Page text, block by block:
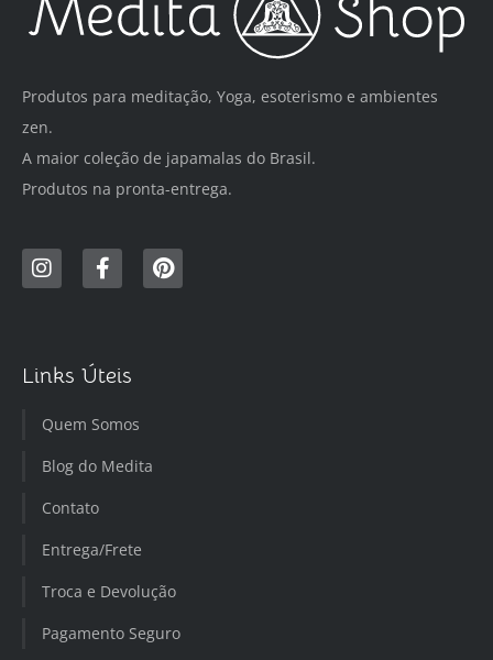
Produtos para meditação, Yoga, esoterismo e ambientes
zen.
A maior coleção de japamalas do Brasil.
Produtos na pronta-entrega.
Links Úteis
Quem Somos
Blog do Medita
Contato
Entrega/Frete
Troca e Devolução
Pagamento Seguro